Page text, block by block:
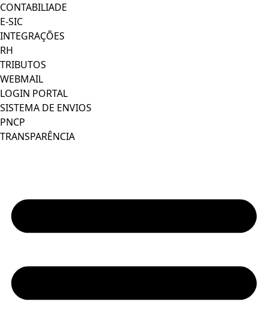
CONTABILIADE
E-SIC
INTEGRAÇÕES
RH
TRIBUTOS
WEBMAIL
LOGIN PORTAL
SISTEMA DE ENVIOS
PNCP
TRANSPARÊNCIA